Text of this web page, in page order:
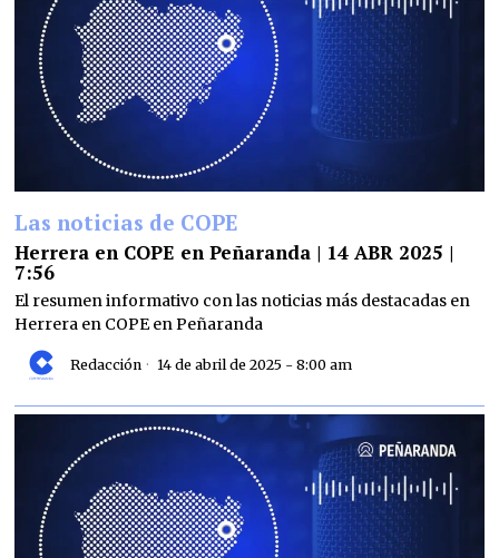
Las noticias de COPE
Herrera en COPE en Peñaranda | 14 ABR 2025 |
7:56
El resumen informativo con las noticias más destacadas en
Herrera en COPE en Peñaranda
Redacción 14 de abril de 2025 - 8:00 am